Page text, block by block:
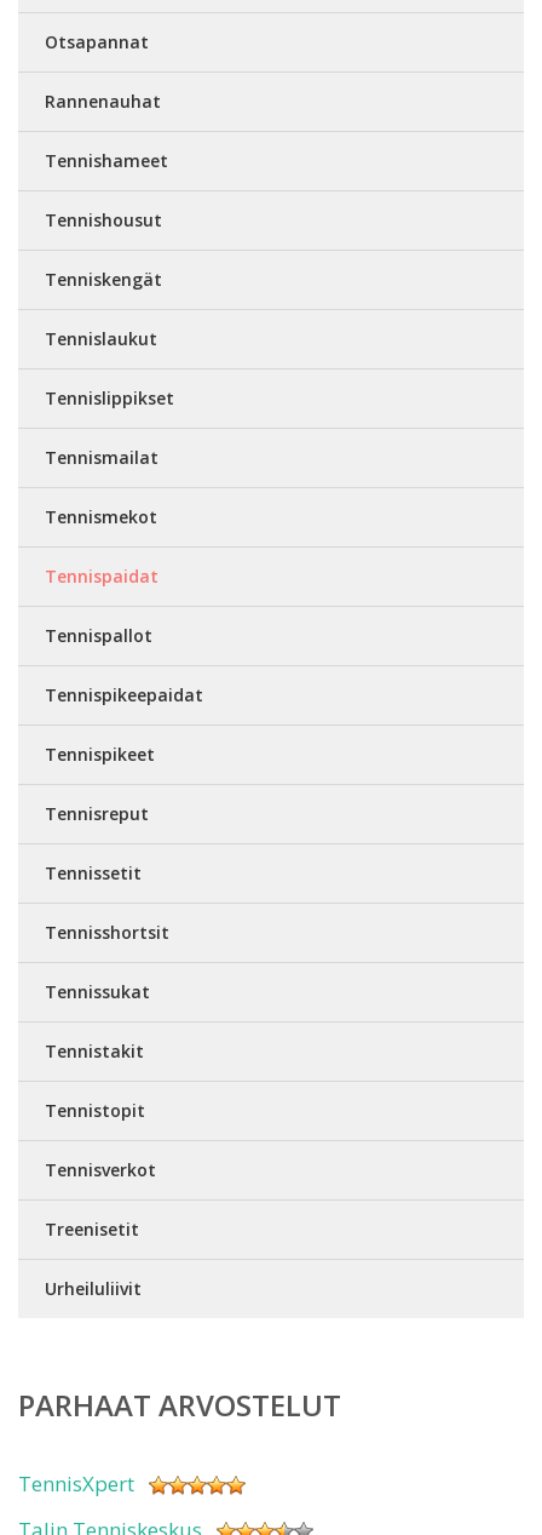
Otsapannat
Rannenauhat
Tennishameet
Tennishousut
Tenniskengät
Tennislaukut
Tennislippikset
Tennismailat
Tennismekot
Tennispaidat
Tennispallot
Tennispikeepaidat
Tennispikeet
Tennisreput
Tennissetit
Tennisshortsit
Tennissukat
Tennistakit
Tennistopit
Tennisverkot
Treenisetit
Urheiluliivit
PARHAAT ARVOSTELUT
TennisXpert
Talin Tenniskeskus